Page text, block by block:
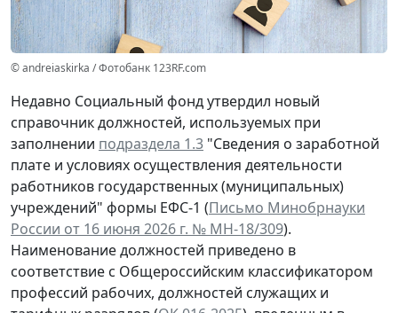
© andreiaskirka / Фотобанк 123RF.com
Недавно Социальный фонд утвердил новый
справочник должностей, используемых при
заполнении подраздела 1.3 "Сведения о заработной
плате и условиях осуществления деятельности
работников государственных (муниципальных)
учреждений" формы ЕФС-1 (Письмо Минобрнауки
России от 16 июня 2026 г. № МН-18/309).
Наименование должностей приведено в
соответствие с Общероссийским классификатором
профессий рабочих, должностей служащих и